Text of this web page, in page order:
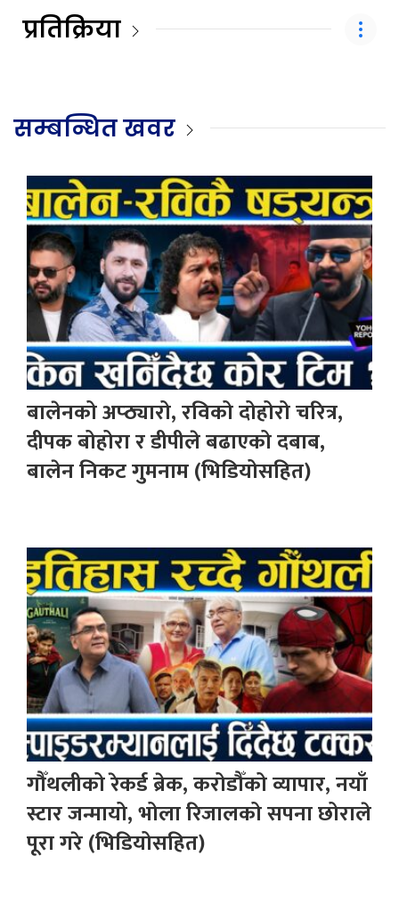
प्रतिक्रिया
सम्बन्धित खवर
बालेनको अप्ठ्यारो, रविको दोहोरो चरित्र,
दीपक बोहोरा र डीपीले बढाएको दबाब,
बालेन निकट गुमनाम (भिडियोसहित)
गौँथलीको रेकर्ड ब्रेक, करोडौँको व्यापार, नयाँ
स्टार जन्मायो, भोला रिजालको सपना छोराले
पूरा गरे (भिडियोसहित)